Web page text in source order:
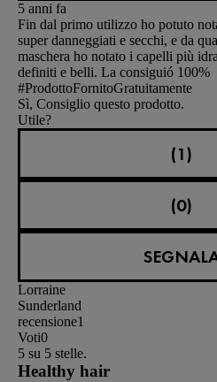
5 anni fa
Fin dal primo utilizzo ho potuto
super danneggiati e secchi, e da
maschera ho notato i capelli più
definiti e belli. La consiguió 100%
#ProdottoFornitoGratuitamente
Sì, Consiglio questo prodotto.
Utile?
(1)
(0)
Lorraine
Sunderland
recensione1
Voti0
5 su 5 stelle.
Healthy hair